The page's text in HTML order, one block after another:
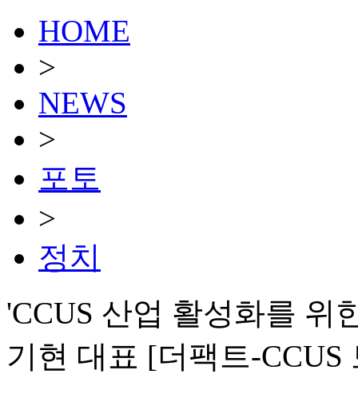
HOME
>
NEWS
>
포토
>
정치
'CCUS 산업 활성화를 위
기현 대표 [더팩트-CCUS